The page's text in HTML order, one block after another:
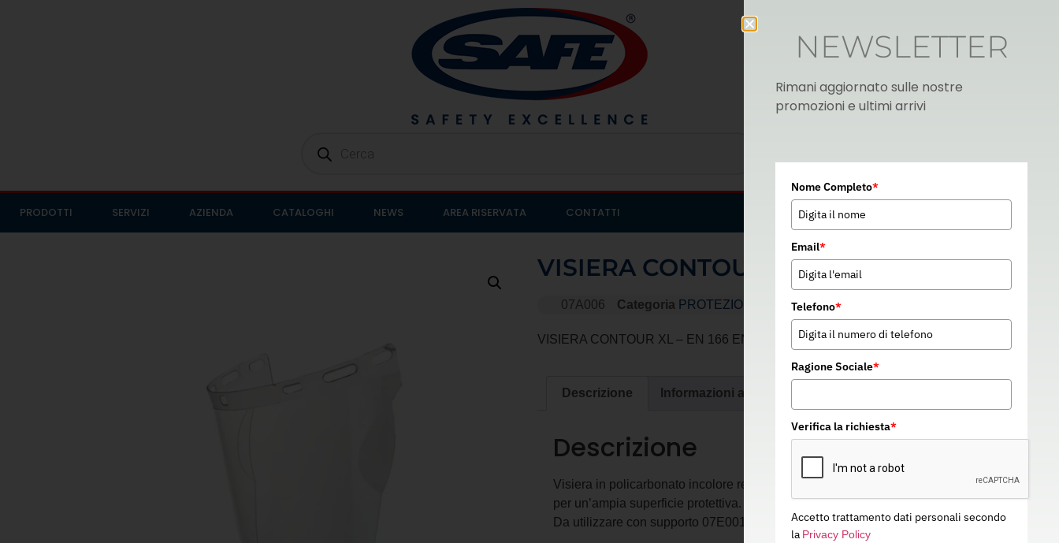
PRODOTTI SERVIZI AZIENDA CATALOGHI NEWS AREA RISERVATA CONTATTI
VISIERA CONTOUR XL
07A006 Categoria PROTEZIONE TESTA
VISIERA CONTOUR XL – EN 166 EN 170 2C-1.2 1 BT 3 9 8-1-0 – 07A006
Descrizione Informazioni aggiuntive
Descrizione
Visiera in policarbonato incolore resistente agli urti . Altezza: 230 mm
per un’ampia superficie protettiva. Protezione arco elettrico fino a 4 kA.
Da utilizzare con supporto 07E001
NEWSLETTER
Rimani aggiornato sulle nostre
promozioni e ultimi arrivi
Nome Completo*
Email*
Telefono*
Ragione Sociale*
Verifica la richiesta*
Accetto trattamento dati personali secondo
la Privacy Policy